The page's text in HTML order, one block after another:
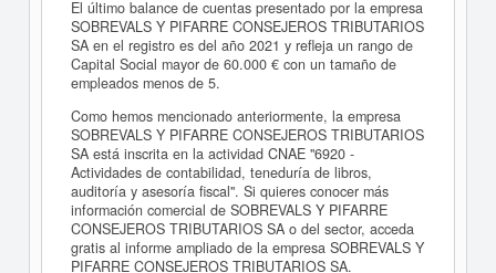
El último balance de cuentas presentado por la empresa
SOBREVALS Y PIFARRE CONSEJEROS TRIBUTARIOS
SA en el registro es del año 2021 y refleja un rango de
Capital Social mayor de 60.000 € con un tamaño de
empleados menos de 5.
Como hemos mencionado anteriormente, la empresa
SOBREVALS Y PIFARRE CONSEJEROS TRIBUTARIOS
SA está inscrita en la actividad CNAE "6920 -
Actividades de contabilidad, teneduría de libros,
auditoría y asesoría fiscal". Si quieres conocer más
información comercial de SOBREVALS Y PIFARRE
CONSEJEROS TRIBUTARIOS SA o del sector, acceda
gratis al informe ampliado de la empresa SOBREVALS Y
PIFARRE CONSEJEROS TRIBUTARIOS SA.